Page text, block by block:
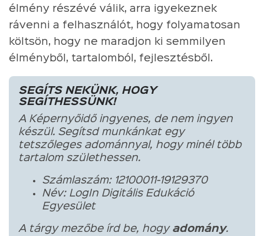
élmény részévé válik, arra igyekeznek
rávenni a felhasználót, hogy folyamatosan
költsön, hogy ne maradjon ki semmilyen
élményből, tartalomból, fejlesztésből.
SEGÍTS NEKÜNK, HOGY
SEGÍTHESSÜNK!
A Képernyőidő ingyenes, de nem ingyen
készül. Segítsd munkánkat egy
tetszőleges adománnyal, hogy minél több
tartalom születhessen.
Számlaszám: 12100011-19129370
Név: LogIn Digitális Edukáció
Egyesület
A tárgy mezőbe írd be, hogy adomány.